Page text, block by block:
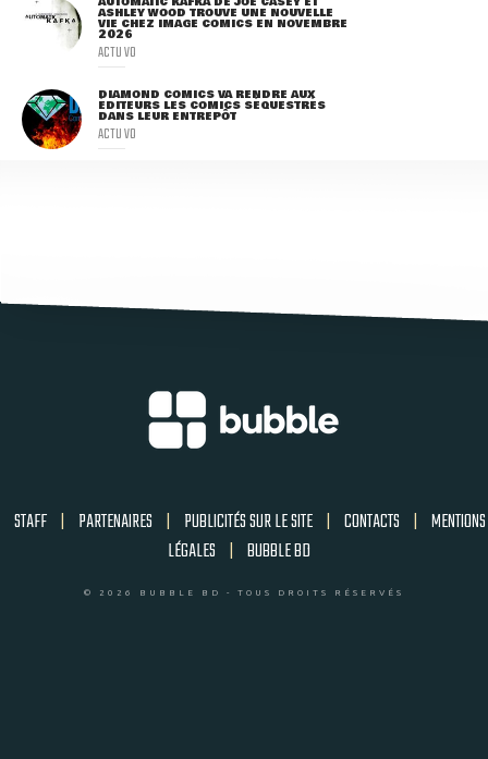
ASHLEY WOOD TROUVE UNE NOUVELLE
VIE CHEZ IMAGE COMICS EN NOVEMBRE
2026
ACTU VO
DIAMOND COMICS VA RENDRE AUX
ÉDITEURS LES COMICS SÉQUESTRÉS
DANS LEUR ENTREPÔT
ACTU VO
STAFF | PARTENAIRES | PUBLICITÉS SUR LE SITE | CONTACTS | MENTIONS
LÉGALES | BUBBLE BD
© 2026 BUBBLE BD - TOUS DROITS RÉSERVÉS